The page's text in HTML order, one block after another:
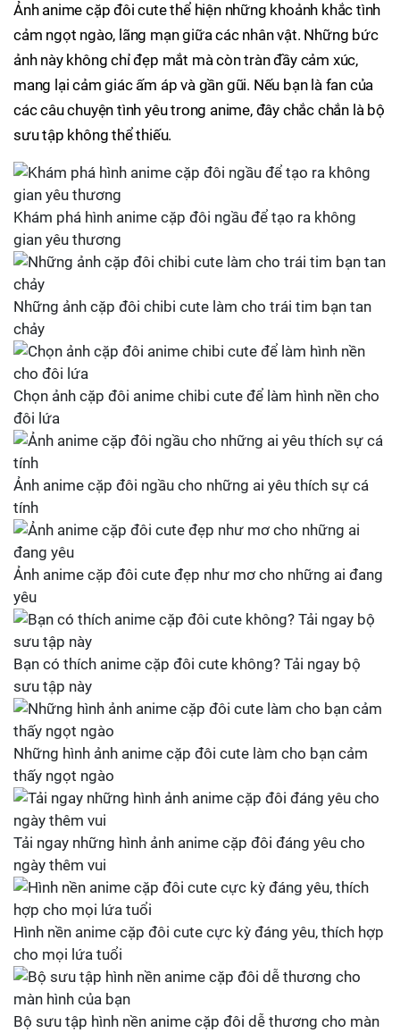
Ảnh anime cặp đôi cute thể hiện những khoảnh khắc tình
cảm ngọt ngào, lãng mạn giữa các nhân vật. Những bức
ảnh này không chỉ đẹp mắt mà còn tràn đầy cảm xúc,
mang lại cảm giác ấm áp và gần gũi. Nếu bạn là fan của
các câu chuyện tình yêu trong anime, đây chắc chắn là bộ
sưu tập không thể thiếu.
Khám phá hình anime cặp đôi ngầu để tạo ra không
gian yêu thương
Những ảnh cặp đôi chibi cute làm cho trái tim bạn tan
chảy
Chọn ảnh cặp đôi anime chibi cute để làm hình nền cho
đôi lứa
Ảnh anime cặp đôi ngầu cho những ai yêu thích sự cá
tính
Ảnh anime cặp đôi cute đẹp như mơ cho những ai đang
yêu
Bạn có thích anime cặp đôi cute không? Tải ngay bộ
sưu tập này
Những hình ảnh anime cặp đôi cute làm cho bạn cảm
thấy ngọt ngào
Tải ngay những hình ảnh anime cặp đôi đáng yêu cho
ngày thêm vui
Hình nền anime cặp đôi cute cực kỳ đáng yêu, thích hợp
cho mọi lứa tuổi
Bộ sưu tập hình nền anime cặp đôi dễ thương cho màn